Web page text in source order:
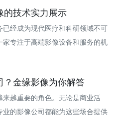
的技术实力展示
经成为现代医疗和科研领域不可
专注于高端影像设备和服务的机
？金缘影像为你解答
越重要的角色。无论是商业活
的影像公司都能为这些场合提供